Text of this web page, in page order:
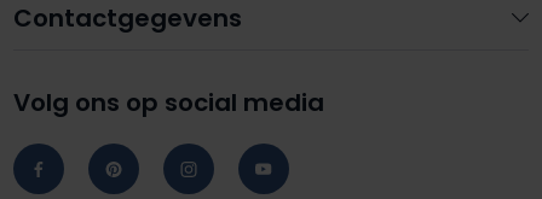
Contactgegevens
Volg ons op social media